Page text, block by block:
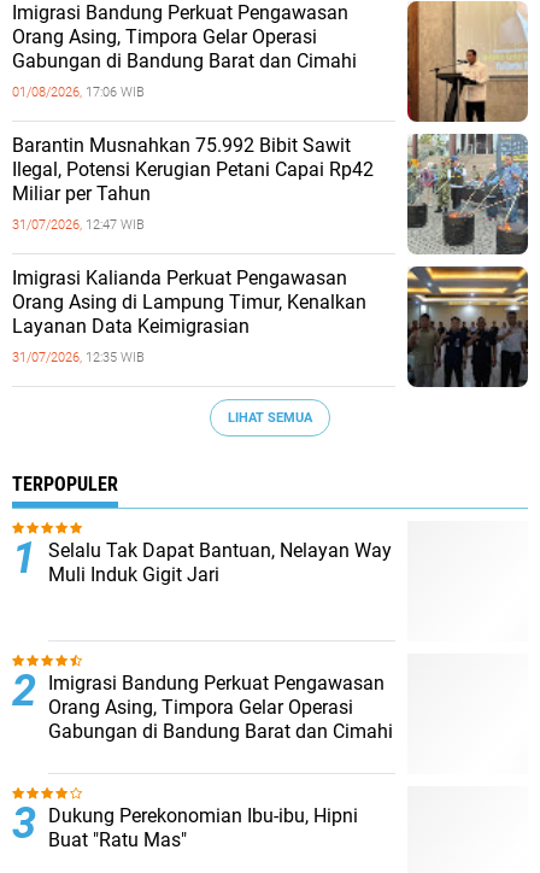
Imigrasi Bandung Perkuat Pengawasan
Orang Asing, Timpora Gelar Operasi
Gabungan di Bandung Barat dan Cimahi
01/08/2026, 17:06 WIB
Barantin Musnahkan 75.992 Bibit Sawit
Ilegal, Potensi Kerugian Petani Capai Rp42
Miliar per Tahun
31/07/2026, 12:47 WIB
Imigrasi Kalianda Perkuat Pengawasan
Orang Asing di Lampung Timur, Kenalkan
Layanan Data Keimigrasian
31/07/2026, 12:35 WIB
LIHAT SEMUA
TERPOPULER
Selalu Tak Dapat Bantuan, Nelayan Way
Muli Induk Gigit Jari
Imigrasi Bandung Perkuat Pengawasan
Orang Asing, Timpora Gelar Operasi
Gabungan di Bandung Barat dan Cimahi
Dukung Perekonomian Ibu-ibu, Hipni
Buat "Ratu Mas"